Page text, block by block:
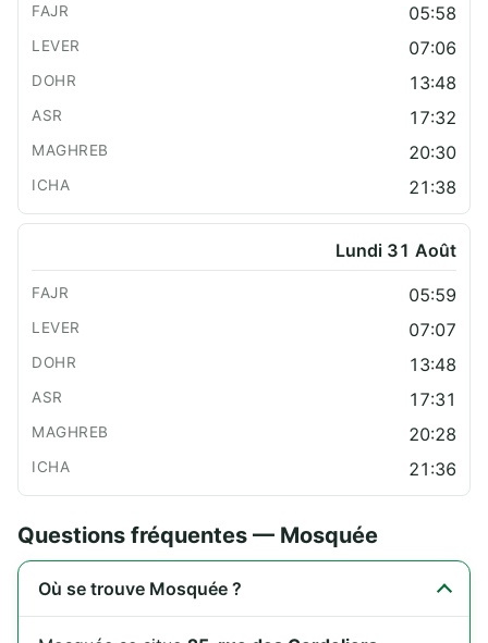
05:58
07:06
13:48
17:32
20:30
21:38
Lundi 31 Août
05:59
07:07
13:48
17:31
20:28
21:36
Questions fréquentes — Mosquée
Où se trouve Mosquée ?